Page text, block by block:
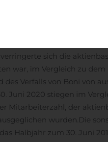
von 0,3 Mio. USD
zu dem am 30. Juni
damit verbundener
Kostensteigerungen
sich die
war, im Vergleich zu
Verfalls von Boni von
Juni 2020 stiegen im
Mitarbeiterzahl, der
wurden.Die
Halbjahr zum 30. Juni